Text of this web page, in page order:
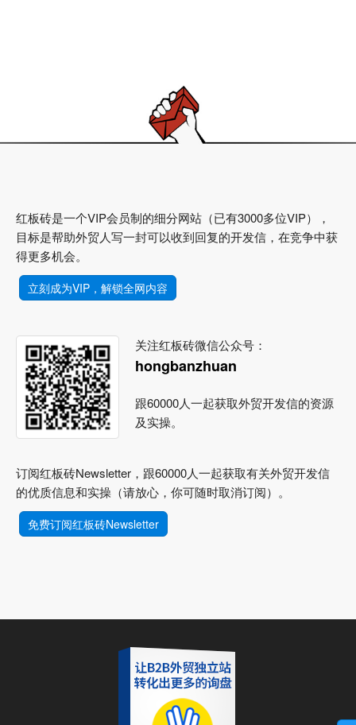
红板砖是一个VIP会员制的细分网站（已有3000多位VIP），
目标是帮助外贸人写一封可以收到回复的开发信，在竞争中获
得更多机会。
立刻成为VIP，解锁全网内容
关注红板砖微信公众号：
hongbanzhuan
跟60000人一起获取外贸开发信的资源
及实操。
订阅红板砖Newsletter，跟60000人一起获取有关外贸开发信
的优质信息和实操（请放心，你可随时取消订阅）。
免费订阅红板砖Newsletter